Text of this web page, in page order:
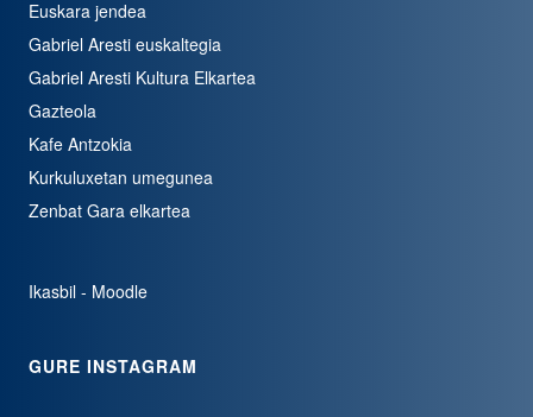
Euskara jendea
Gabriel Aresti euskaltegia
Gabriel Aresti Kultura Elkartea
Gazteola
Kafe Antzokia
Kurkuluxetan umegunea
Zenbat Gara elkartea
Ikasbil - Moodle
GURE INSTAGRAM